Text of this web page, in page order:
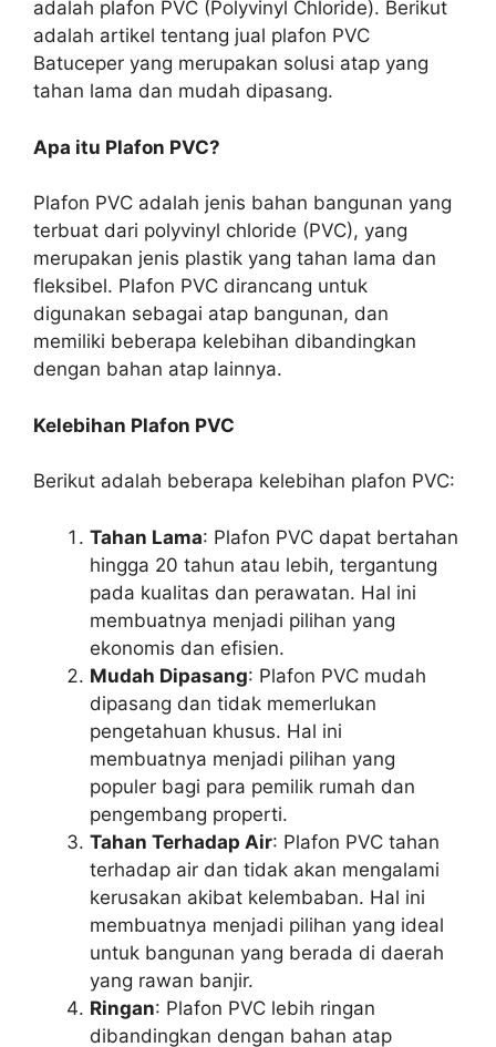
adalah plafon PVC (Polyvinyl Chloride). Berikut
adalah artikel tentang jual plafon PVC
Batuceper yang merupakan solusi atap yang
tahan lama dan mudah dipasang.
Apa itu Plafon PVC?
Plafon PVC adalah jenis bahan bangunan yang
terbuat dari polyvinyl chloride (PVC), yang
merupakan jenis plastik yang tahan lama dan
fleksibel. Plafon PVC dirancang untuk
digunakan sebagai atap bangunan, dan
memiliki beberapa kelebihan dibandingkan
dengan bahan atap lainnya.
Kelebihan Plafon PVC
Berikut adalah beberapa kelebihan plafon PVC:
Tahan Lama: Plafon PVC dapat bertahan
hingga 20 tahun atau lebih, tergantung
pada kualitas dan perawatan. Hal ini
membuatnya menjadi pilihan yang
ekonomis dan efisien.
Mudah Dipasang: Plafon PVC mudah
dipasang dan tidak memerlukan
pengetahuan khusus. Hal ini
membuatnya menjadi pilihan yang
populer bagi para pemilik rumah dan
pengembang properti.
Tahan Terhadap Air: Plafon PVC tahan
terhadap air dan tidak akan mengalami
kerusakan akibat kelembaban. Hal ini
membuatnya menjadi pilihan yang ideal
untuk bangunan yang berada di daerah
yang rawan banjir.
Ringan: Plafon PVC lebih ringan
dibandingkan dengan bahan atap